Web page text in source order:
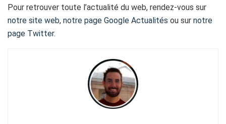
Pour retrouver toute l’actualité du web, rendez-vous sur
notre site web, notre page Google Actualités ou sur notre
page Twitter.